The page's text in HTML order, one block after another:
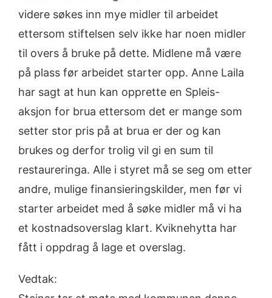
videre søkes inn mye midler til arbeidet
ettersom stiftelsen selv ikke har noen midler
til overs å bruke på dette. Midlene må være
på plass før arbeidet starter opp. Anne Laila
har sagt at hun kan opprette en Spleis-
aksjon for brua ettersom det er mange som
setter stor pris på at brua er der og kan
brukes og derfor trolig vil gi en sum til
restaureringa. Alle i styret må se seg om etter
andre, mulige finansieringskilder, men før vi
starter arbeidet med å søke midler må vi ha
et kostnadsoverslag klart. Kviknehytta har
fått i oppdrag å lage et overslag.
Vedtak: